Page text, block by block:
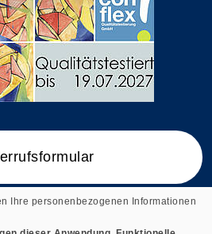
Ihre personenbezogenen Informationen